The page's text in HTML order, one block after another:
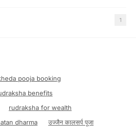
1
pooja booking
benefits
rudraksha for wealth
dharma
उज्जैन कालसर्प पूजा